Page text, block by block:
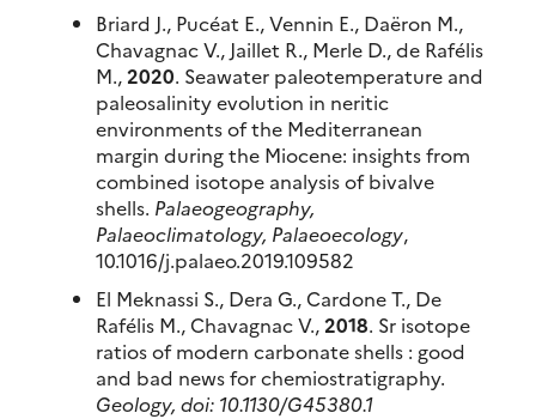
Briard J., Pucéat E., Vennin E., Daëron M.,
Chavagnac V., Jaillet R., Merle D., de Rafélis
M.,2020. Seawater paleotemperature and
paleosalinity evolution in neritic
environments of the Mediterranean
margin during the Miocene: insights from
combined isotope analysis of bivalve
shells. Palaeogeography,
Palaeoclimatology, Palaeoecology,
10.1016/j.palaeo.2019.109582
El Meknassi S., Dera G., Cardone T., De
Rafélis M., Chavagnac V.,2018. Sr isotope
ratios of modern carbonate shells : good
and bad news for chemiostratigraphy.
Geology, doi: 10.1130/G45380.1